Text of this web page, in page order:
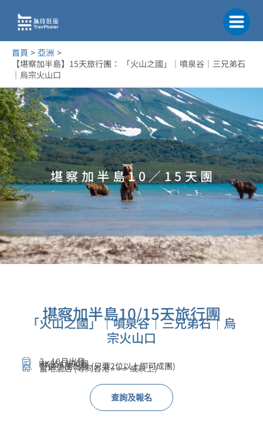
要
首頁
亞洲
【堪察加半島】15天旅行團： 「火山之國」｜噴泉谷｜三兄弟石
｜烏宗火山口​
堪 察 加 半 島 1 0 ／ 1 5 天 團
堪察加半島10/15天旅行團
「火山之國」｜噴泉谷｜三兄弟石｜烏
宗火山口​
3 - 10月出發
HK$54,900起
舒適小團出發 (只要2位以上即可成團)
當地酒店 (等同香港⭐⭐⭐ 或以上)
查詢及報名